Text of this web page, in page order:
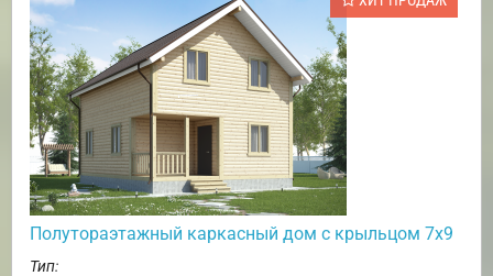
Полутораэтажный каркасный дом с крыльцом 7х9
Тип: